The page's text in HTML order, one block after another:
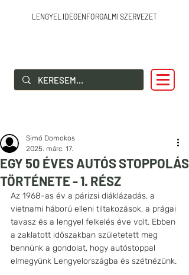
LENGYEL IDEGENFORGALMI SZERVEZET
SZIA LENGYELORSZÁG!
EGY 50 ÉVES AUTÓS STOPPOLÁS
TÖRTÉNETE - 1. RÉSZ
Simó Domokos
2025. márc. 17.
Az 1968-as év a párizsi diáklázadás, a
vietnami háború elleni tiltakozások, a prágai
tavasz és a lengyel felkelés éve volt. Ebben
a zaklatott időszakban születetett meg
bennünk a gondolat, hogy autóstoppal
elmegyünk Lengyelországba és szétnézünk.